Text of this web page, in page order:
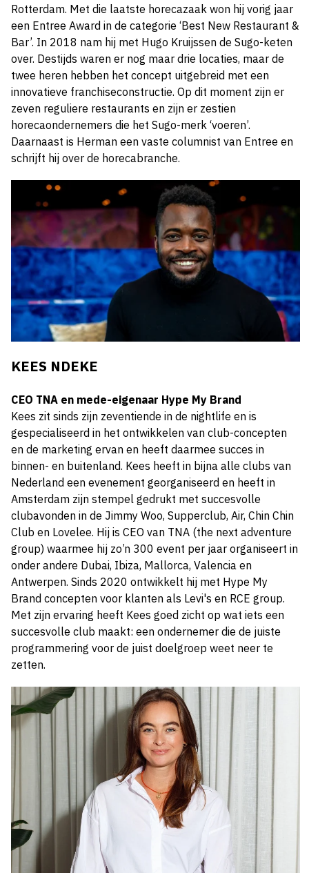
Rotterdam. Met die laatste horecazaak won hij vorig jaar
een Entree Award in de categorie ‘Best New Restaurant &
Bar’. In 2018 nam hij met Hugo Kruijssen de Sugo-keten
over. Destijds waren er nog maar drie locaties, maar de
twee heren hebben het concept uitgebreid met een
innovatieve franchiseconstructie. Op dit moment zijn er
zeven reguliere restaurants en zijn er zestien
horecaondernemers die het Sugo-merk ‘voeren’.
Daarnaast is Herman een vaste columnist van Entree en
schrijft hij over de horecabranche.
KEES NDEKE
CEO TNA en mede-eigenaar Hype My Brand
Kees zit sinds zijn zeventiende in de nightlife en is
gespecialiseerd in het ontwikkelen van club-concepten
en de marketing ervan en heeft daarmee succes in
binnen- en buitenland. Kees heeft in bijna alle clubs van
Nederland een evenement georganiseerd en heeft in
Amsterdam zijn stempel gedrukt met succesvolle
clubavonden in de Jimmy Woo, Supperclub, Air, Chin Chin
Club en Lovelee. Hij is CEO van TNA (the next adventure
group) waarmee hij zo’n 300 event per jaar organiseert in
onder andere Dubai, Ibiza, Mallorca, Valencia en
Antwerpen. Sinds 2020 ontwikkelt hij met Hype My
Brand concepten voor klanten als Levi's en RCE group.
Met zijn ervaring heeft Kees goed zicht op wat iets een
succesvolle club maakt: een ondernemer die de juiste
programmering voor de juist doelgroep weet neer te
zetten.